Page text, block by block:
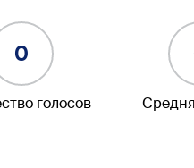
0
голосов